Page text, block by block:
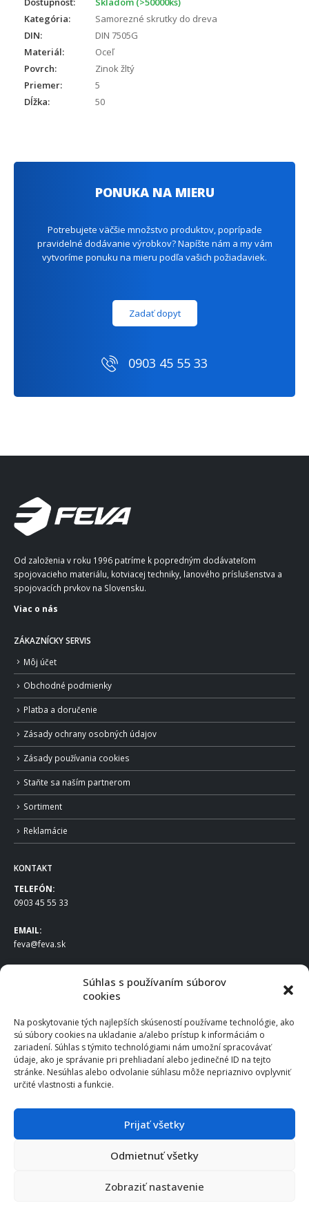
Súhlas s používaním súborov
cookies
Na poskytovanie tých najlepších skúseností používame technológie, ako
sú súbory cookies na ukladanie a/alebo prístup k informáciám o
zariadení. Súhlas s týmito technológiami nám umožní spracovávať
údaje, ako je správanie pri prehliadaní alebo jedinečné ID na tejto
stránke. Nesúhlas alebo odvolanie súhlasu môže nepriaznivo ovplyvniť
určité vlastnosti a funkcie.
Prijať všetky
Odmietnuť všetky
Zobraziť nastavenie
Kategória:
Samorezné skrutky do dreva
DIN:
DIN 7505G
Materiál:
Oceľ
Povrch:
Zinok žltý
Priemer:
5
Dĺžka:
50
PONUKA NA MIERU
Potrebujete väčšie množstvo produktov, poprípade
pravidelné dodávanie výrobkov? Napíšte nám a my vám
vytvoríme ponuku na mieru podľa vašich požiadaviek.
Zadať dopyt
0903 45 55 33
Od založenia v roku 1996 patríme k popredným dodávateľom
spojovacieho materiálu, kotviacej techniky, lanového príslušenstva a
spojovacích prvkov na Slovensku.
Viac o nás
ZÁKAZNÍCKY SERVIS
Môj účet
Obchodné podmienky
Platba a doručenie
Zásady ochrany osobných údajov
Zásady používania cookies
Staňte sa naším partnerom
Sortiment
Reklamácie
KONTAKT
TELEFÓN:
0903 45 55 33
EMAIL:
feva@feva.sk
FEVA Slovakia SK s.r.o.
831 04 Bratislava
IČO: 50922688
DIČ: 2120539388
IČ DPH: SK2120539388
Po – Pia: 8:00 – 16:30